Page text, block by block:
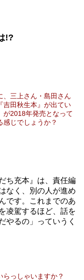
!?
三上さん・島田さん
吉田秋生本』が出てい
が2018年発売となって
感じでしょうか？
ち充本』は、責任編
なく、別の人が進め
です。これまでのあ
凌駕するほど、話を
やるの」っていうく
っしゃいますか？